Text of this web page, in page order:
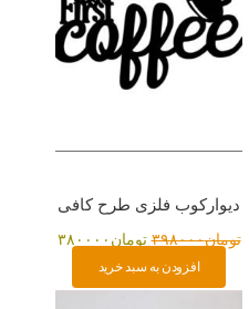
دیوارکوب فلزی طرح کافی
تومان۳۹۸۰۰۰ تومان ۳۸۰۰۰۰
افزودن به سبد خرید